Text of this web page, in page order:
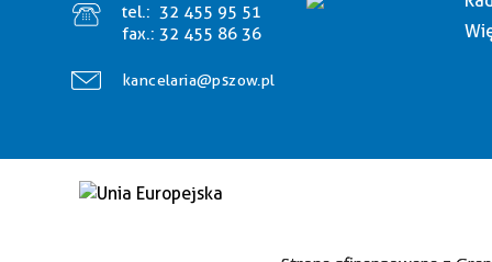
tel.: 32 455 95 51
fax.: 32 455 86 36
kancelaria@pszow.pl